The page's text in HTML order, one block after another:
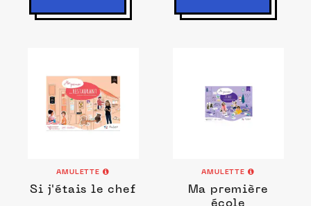
AMULETTE
Si j'étais le chef
AMULETTE
Ma première